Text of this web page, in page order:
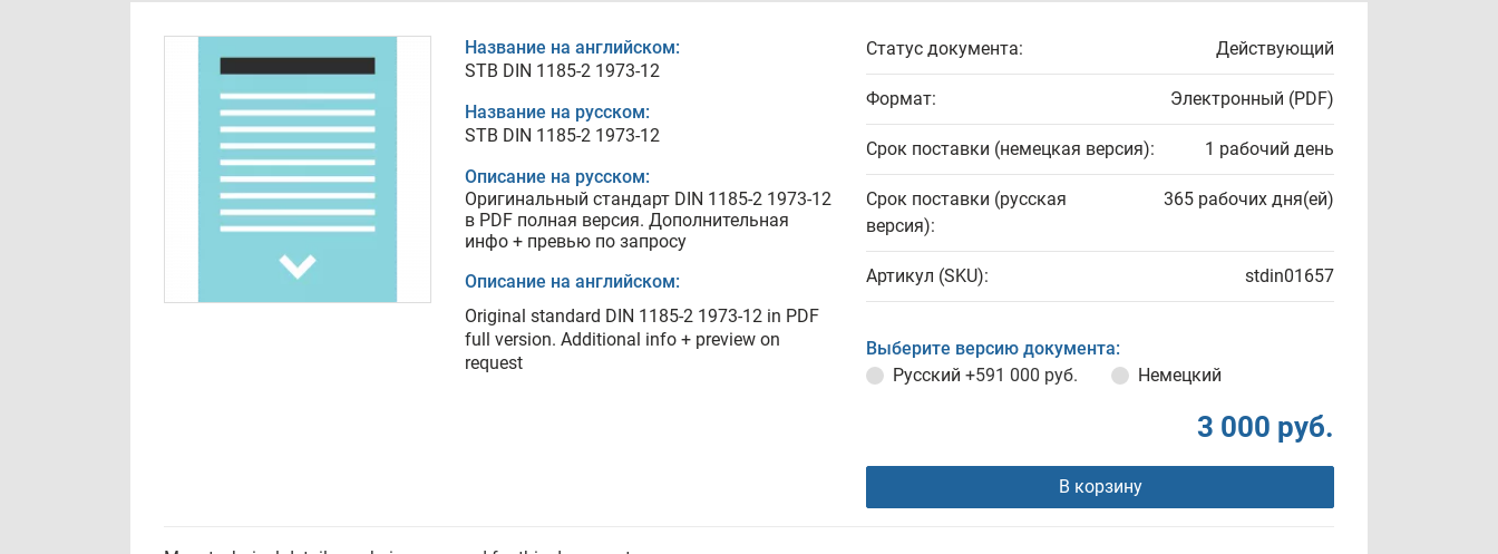
Название на английском:
STB DIN 1185-2 1973-12
Название на русском:
STB DIN 1185-2 1973-12
Описание на русском:
Оригинальный стандарт DIN 1185-2 1973-12
в PDF полная версия. Дополнительная
инфо + превью по запросу
Описание на английском:
Original standard DIN 1185-2 1973-12 in PDF
full version. Additional info + preview on
request
Статус документа: Действующий
Формат: Электронный (PDF)
Срок поставки (немецкая версия): 1 рабочий день
Срок поставки (русская
версия):
365 рабочих дня(ей)
Артикул (SKU): stdin01657
Выберите версию документа:
Русский +591 000 руб. Немецкий
3 000 руб.
В корзину